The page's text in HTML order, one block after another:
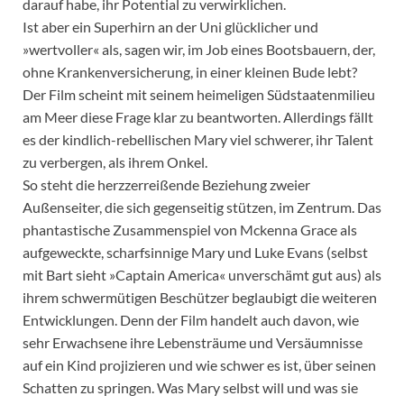
darauf habe, ihr Potential zu verwirklichen.
Ist aber ein Superhirn an der Uni glücklicher und
»wertvoller« als, sagen wir, im Job eines Bootsbauern, der,
ohne Krankenversicherung, in einer kleinen Bude lebt?
Der Film scheint mit seinem heimeligen Südstaatenmilieu
am Meer diese Frage klar zu beantworten. Allerdings fällt
es der kindlich-rebellischen Mary viel schwerer, ihr Talent
zu verbergen, als ihrem Onkel.
So steht die herzzerreißende Beziehung zweier
Außenseiter, die sich gegenseitig stützen, im Zentrum. Das
phantastische Zusammenspiel von Mckenna Grace als
aufgeweckte, scharfsinnige Mary und Luke Evans (selbst
mit Bart sieht »Captain America« unverschämt gut aus) als
ihrem schwermütigen Beschützer beglaubigt die weiteren
Entwicklungen. Denn der Film handelt auch davon, wie
sehr Erwachsene ihre Lebensträume und Versäumnisse
auf ein Kind projizieren und wie schwer es ist, über seinen
Schatten zu springen. Was Mary selbst will und was sie